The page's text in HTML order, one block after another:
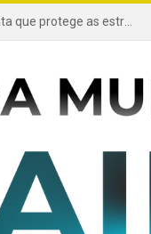
Projeto de autoria do presidente Gessé Maranata que protege as estradas vicinais de Trairão é transformado em lei